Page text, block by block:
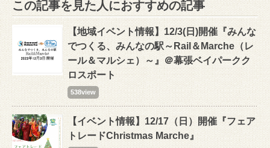
この記事を見た人におすすめの記事
【地域イベント情報】12/3(日)開催『みんな
でつくる、みんなの駅～Rail＆Marche（レ
ール＆マルシェ）～』＠幕張ベイパークク
ロスポート
538view
【イベント情報】12/17（日）開催『フェア
トレードChristmas Marche』